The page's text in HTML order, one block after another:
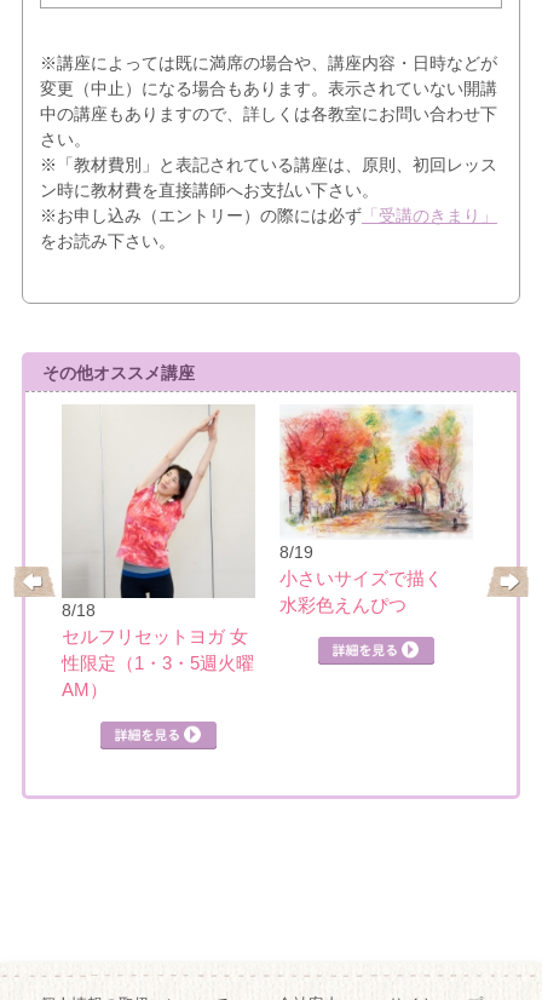
※講座によっては既に満席の場合や、講座内容・日時などが
変更（中止）になる場合もあります。表示されていない開講
中の講座もありますので、詳しくは各教室にお問い合わせ下
さい。
※「教材費別」と表記されている講座は、原則、初回レッス
ン時に教材費を直接講師へお支払い下さい。
※お申し込み（エントリー）の際には必ず「受講のきまり」
をお読み下さい。
その他オススメ講座
8/18
セルフリセットヨガ 女
性限定（1・3・5週火曜
AM）
8/19
小さいサイズで描く
水彩色えんぴつ